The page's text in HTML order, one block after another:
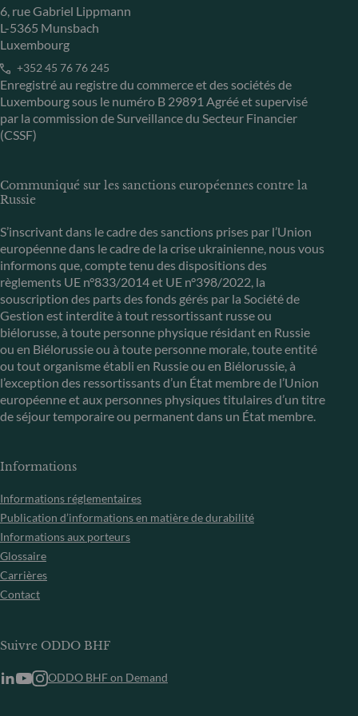
6, rue Gabriel Lippmann
L-5365 Munsbach
Luxembourg
+352 45 76 76 245
Enregistré au registre du commerce et des sociétés de
Luxembourg sous le numéro B 29891 Agréé et supervisé
par la commission de Surveillance du Secteur Financier
(CSSF)
Communiqué sur les sanctions européennes contre la
Russie
S’inscrivant dans le cadre des sanctions prises par l’Union
européenne dans le cadre de la crise ukrainienne, nous vous
informons que, compte tenu des dispositions des
règlements UE n°833/2014 et UE n°398/2022, la
souscription des parts des fonds gérés par la Société de
Gestion est interdite à tout ressortissant russe ou
biélorusse, à toute personne physique résidant en Russie
ou en Biélorussie ou à toute personne morale, toute entité
ou tout organisme établi en Russie ou en Biélorussie, à
l’exception des ressortissants d’un État membre de l’Union
européenne et aux personnes physiques titulaires d’un titre
de séjour temporaire ou permanent dans un État membre.
Informations
Informations réglementaires
Publication d’informations en matière de durabilité
Informations aux porteurs
Glossaire
Carrières
Contact
Suivre ODDO BHF
ODDO BHF on Demand